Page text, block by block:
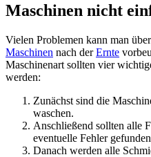
Maschinen nicht
Vielen Problemen kann man
Maschinen nach derErnte
Maschinenart sollten vier
werden:
Zunächst sind die
waschen.
Anschließend sollten alle
eventuelle Fehler
Danach werden alle